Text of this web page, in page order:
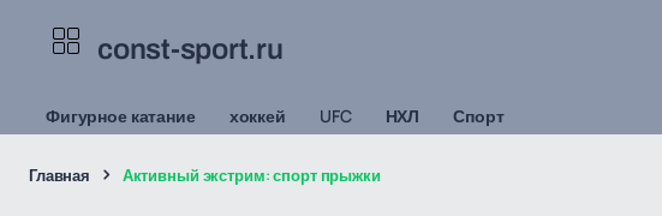
const-sport.ru
Фигурное катание хоккей UFC НХЛ Спорт
Главная Активный экстрим: спорт прыжки